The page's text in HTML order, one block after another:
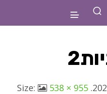
. Size:
538 × 955